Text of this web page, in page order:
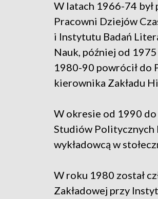
W latach 1966-74 był
Pracowni Dziejów
i Instytutu Badań
Nauk, później od
1980-90 powrócił do
kierownika Zakładu
W okresie od 1990
Studiów Politycznych
wykładowcą w
W roku 1980 został
Zakładowej przy